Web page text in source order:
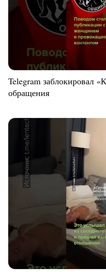
Telegram заблокировал
обращения